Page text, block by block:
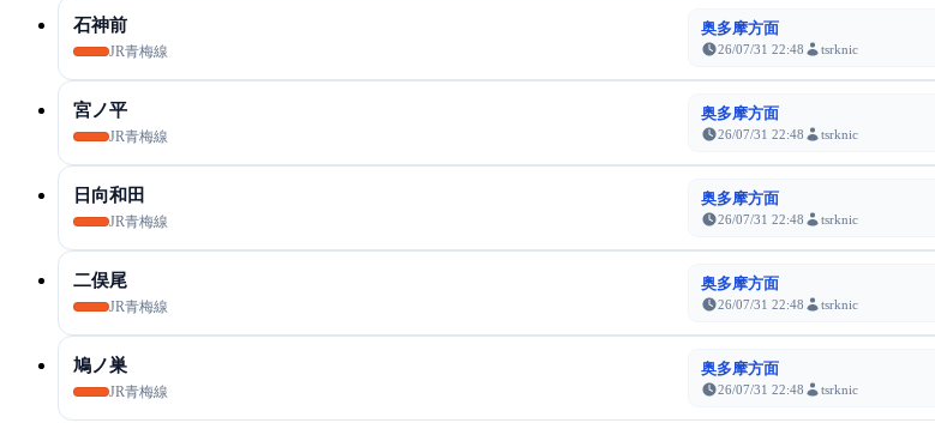
石神前
JR青梅線
奥多摩方面
26/07/31 22:48 tsrknic
宮ノ平
JR青梅線
奥多摩方面
26/07/31 22:48 tsrknic
日向和田
JR青梅線
奥多摩方面
26/07/31 22:48 tsrknic
二俣尾
JR青梅線
奥多摩方面
26/07/31 22:48 tsrknic
鳩ノ巣
JR青梅線
奥多摩方面
26/07/31 22:48 tsrknic